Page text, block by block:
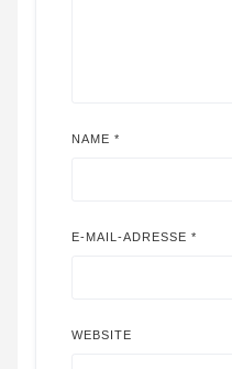
NAME *
E-MAIL-ADRESSE *
WEBSITE